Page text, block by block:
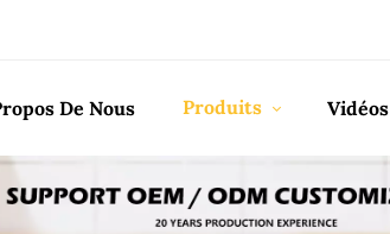
De Nous Produits Vidéos